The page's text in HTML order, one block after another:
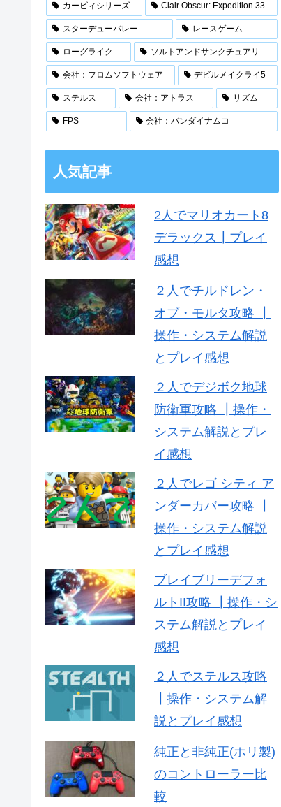
カービィシリーズ Clair Obscur: Expedition 33
スターデューバレー レースゲーム
ローグライク ソルトアンドサンクチュアリ
会社：フロムソフトウェア デビルメイクライ5
ステルス 会社：アトラス リズム
FPS 会社：バンダイナムコ
人気記事
2人でマリオカート8
デラックス┃プレイ
感想
２人でチルドレン・
オブ・モルタ攻略 ┃
操作・システム解説
とプレイ感想
２人でデジボク地球
防衛軍攻略 ┃操作・
システム解説とプレ
イ感想
２人でレゴ シティ ア
ンダーカバー攻略 ┃
操作・システム解説
とプレイ感想
ブレイブリーデフォ
ルトII攻略 ┃操作・シ
ステム解説とプレイ
感想
２人でステルス攻略
┃操作・システム解
説とプレイ感想
純正と非純正(ホリ製)
のコントローラー比
較